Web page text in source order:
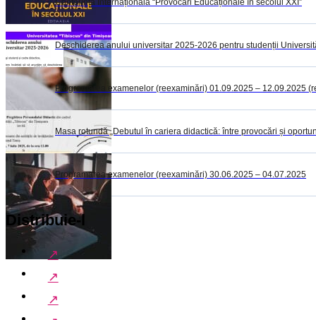
Conferința Internațională “Provocări Educaționale în secolul XXI”
Deschiderea anului universitar 2025-2026 pentru studenții
Programarea examenelor (reexaminări) 01.09.2025 – 12.09.2025
Masa rotundă „Debutul în cariera didactică: între provocări și
Programarea examenelor (reexaminări) 30.06.2025 – 04.07.2025
Distribuie-l